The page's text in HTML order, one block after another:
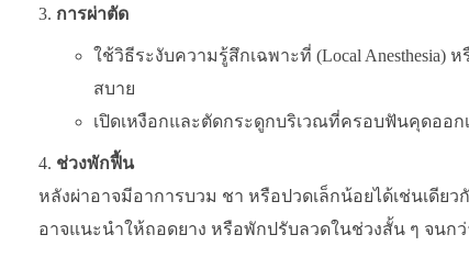
การผ่าตัด
ใช้วิธีระงับความรู้สึกเฉพาะที่ (Local
สบาย
เปิดเหงือกและตัดกระดูกบริเวณที่ครอบฟันคุดออ
ช่วงพักฟื้น
หลังผ่าอาจมีอาการบวม ชา หรือปวดเล็กน้อยได้เช่นเดีย
อาจแนะนำให้ถอดยาง หรือพักปรับลวดในช่วงสั้น ๆ จนก